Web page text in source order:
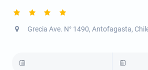
Grecia Ave. N° 1490, Antofagasta,